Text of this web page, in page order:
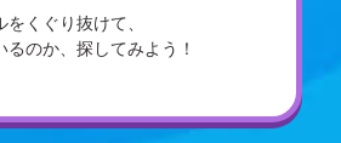
くぐり抜けて、
るのか、探してみよう！